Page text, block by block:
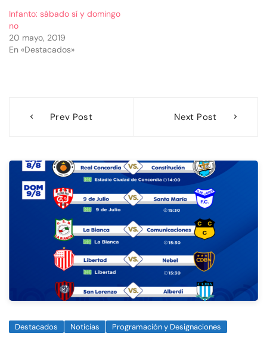
Infanto: sábado sí y domingo
no
20 mayo, 2019
En «Destacados»
Prev Post Next Post
Destacados Noticias Programación y Designaciones